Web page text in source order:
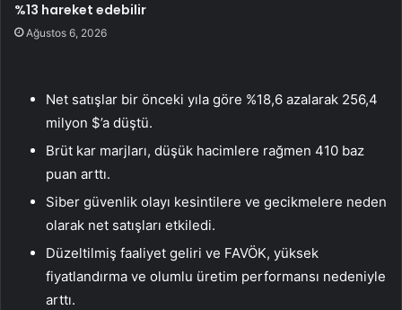
%13 hareket edebilir
Ağustos 6, 2026
Net satışlar bir önceki yıla göre %18,6 azalarak 256,4
milyon $’a düştü.
Brüt kar marjları, düşük hacimlere rağmen 410 baz
puan arttı.
Siber güvenlik olayı kesintilere ve gecikmelere neden
olarak net satışları etkiledi.
Düzeltilmiş faaliyet geliri ve FAVÖK, yüksek
fiyatlandırma ve olumlu üretim performansı nedeniyle
arttı.